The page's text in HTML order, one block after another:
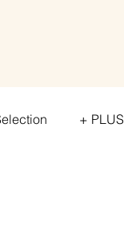
+ PLUS